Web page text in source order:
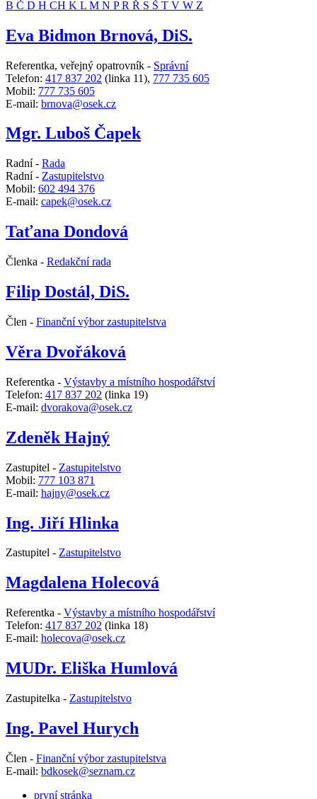
B Č D H CH K L M N PR Ř S Š T V W Z
Eva Bidmon Brnová, DiS.
Referentka, veřejný opatrovník - Správní
Telefon: 417 837 202 (linka 11), 777 735 605
Mobil: 777 735 605
E-mail: brnova@osek.cz
Mgr. Luboš Čapek
Radní - Rada
Radní - Zastupitelstvo
Mobil: 602 494 376
E-mail: capek@osek.cz
Taťana Dondová
Členka - Redakční rada
Filip Dostál, DiS.
Člen - Finanční výbor zastupitelstva
Věra Dvořáková
Referentka - Výstavby a místního hospodářství
Telefon: 417 837 202 (linka 19)
E-mail: dvorakova@osek.cz
Zdeněk Hajný
Zastupitel - Zastupitelstvo
Mobil: 777 103 871
E-mail: hajny@osek.cz
Ing. Jiří Hlinka
Zastupitel - Zastupitelstvo
Magdalena Holecová
Referentka - Výstavby a místního hospodářství
Telefon: 417 837 202 (linka 18)
E-mail: holecova@osek.cz
MUDr. Eliška Humlová
Zastupitelka - Zastupitelstvo
Ing. Pavel Hurych
Člen - Finanční výbor zastupitelstva
E-mail: bdkosek@seznam.cz
první stránka